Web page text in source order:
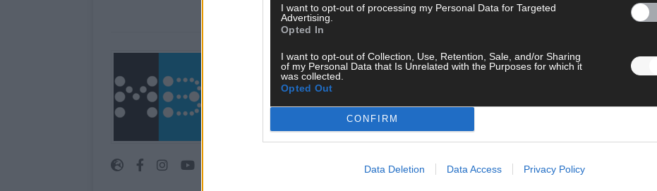
I want to opt-out of processing my Personal Data for Targeted
Advertising.
Opted In
I want to opt-out of Collection, Use, Retention, Sale, and/or Sharing
of my Personal Data that Is Unrelated with the Purposes for which it
was collected.
Opted Out
CONFIRM
Data Deletion Data Access Privacy Policy
Über Redaktion | Münchener Blatt 565 Artikel
Das Münchener Blatt ist eine unabhängige, digitale Nachrichtenplattform mit Sitz
in München. Unsere Redaktion berichtet fundiert, verständlich und aktuell über das
Geschehen in der Region, in Deutschland und der Welt. Wir verbinden klassisches
journalistisches Handwerk mit modernen Erzählformen – klar, zuverlässig und nah
an den Menschen.
ANZEIGE